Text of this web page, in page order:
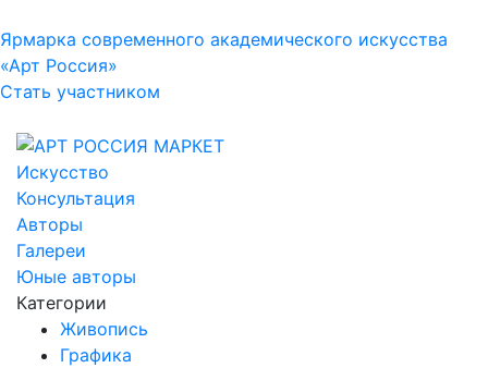
Ярмарка современного академического искусства
«Арт Россия»
Стать участником
Искусство
Консультация
Авторы
Галереи
Юные авторы
Категории
Живопись
Графика